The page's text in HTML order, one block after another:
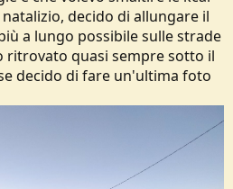
decido di allungare il
a lungo possibile sulle strade
ritrovato quasi sempre sotto il
decido di fare un'ultima foto